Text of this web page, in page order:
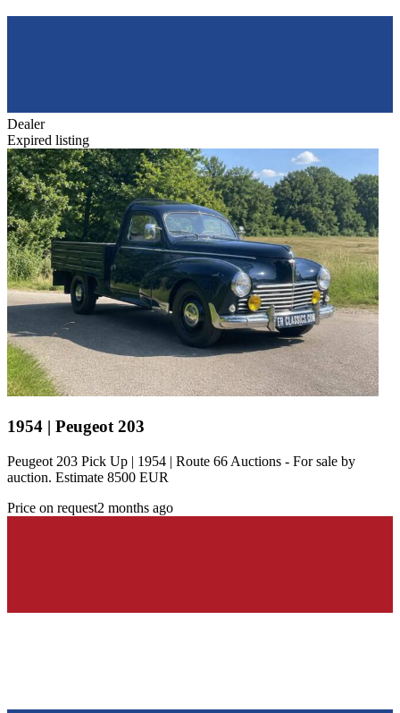
Dealer
Expired listing
1954 | Peugeot 203
Peugeot 203 Pick Up | 1954 | Route 66 Auctions - For sale by
auction. Estimate 8500 EUR
Price on request2 months ago